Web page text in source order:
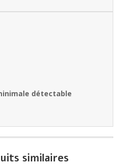
détectable
similaires